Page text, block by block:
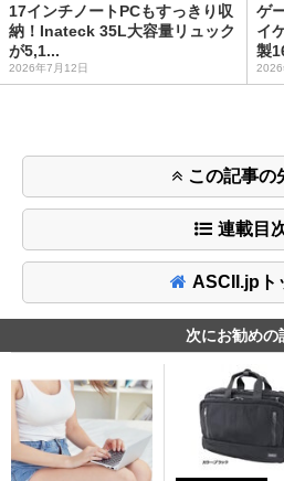
17インチノートPCもすっきり収
納！Inateck 35L大容量リュック
が5,1...
2026年7月12日
ゲ
イ
製
2026
この記事の
連載目
ASCII.jpト
次にお勧めの